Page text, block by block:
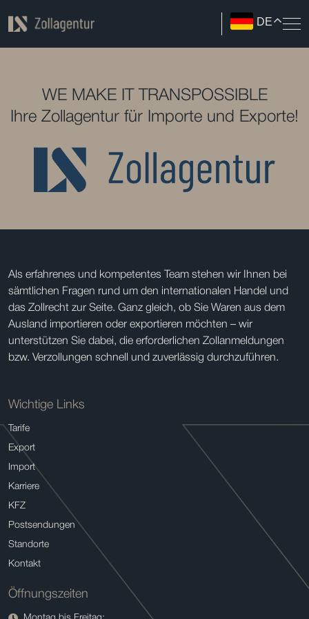
DE
WE MAKE IT TRANSPOSSIBLE
Ihre Zollagentur für Importe und Exporte!
Als erfahrenes und kompetentes Team stehen wir Ihnen bei
sämtlichen Fragen rund um den internationalen Handel und
das Zollrecht zur Seite. Ganz gleich, ob Sie Waren aus dem
Ausland importieren oder exportieren möchten – wir
unterstützen Sie dabei, die erforderlichen Zollanmeldungen
bzw. Verzollungen schnell und zuverlässig durchzuführen.
Wichtige Links
Tarife
Export
Import
Karriere
KFZ
Postsendungen
Standorte
Kontakt
Öffnungszeiten